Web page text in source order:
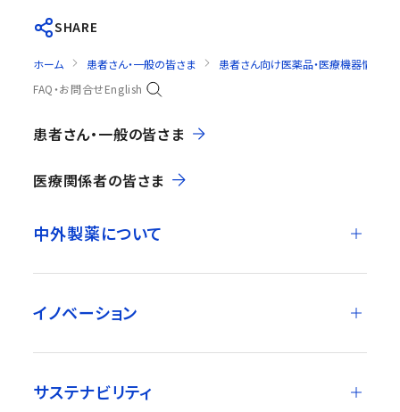
SHARE
ホーム 患者さん・一般の皆さま
患者さん向け医薬品・医療機器情報
FAQ・お問合せEnglish
患者さん・一般の皆さま
医療関係者の皆さま
中外製薬について
イノベーション
サステナビリティ